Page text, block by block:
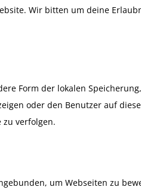
Wir bitten um deine
Form der lokalen
oder den Benutzer auf
zu verfolgen.
um Webseiten zu